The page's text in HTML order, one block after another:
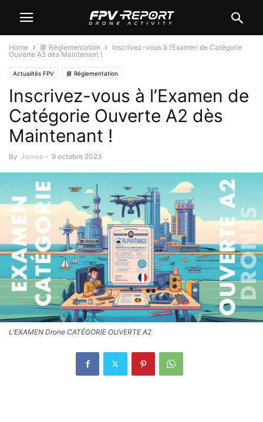
Home 📘 Réglementation
Inscrivez-vous à l’Examen de Catégorie
Ouverte A2 dès Maintenant !
Actualités FPV 📘 Réglementation
Inscrivez-vous à l’Examen de
Catégorie Ouverte A2 dès
Maintenant !
By James - 9 octobre 2023
L'EXAMEN Drone CATÉGORIE OUVERTE A2